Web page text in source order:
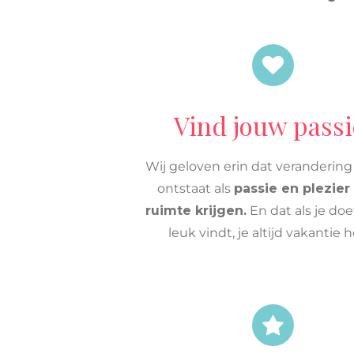
Vind jouw
Wij geloven erin dat
ontstaat als passie en plezier
ruimte krijgen. En dat als je
leuk vindt, je altijd vakantie